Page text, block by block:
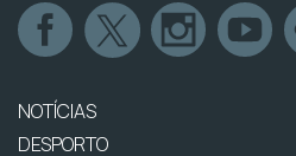
NOTÍCIAS
DESPORTO